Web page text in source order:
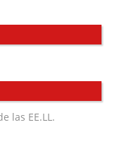
las EE.LL.